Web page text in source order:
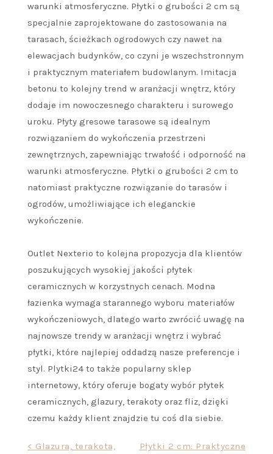
warunki atmosferyczne. Płytki o grubości 2 cm są
specjalnie zaprojektowane do zastosowania na
tarasach, ścieżkach ogrodowych czy nawet na
elewacjach budynków, co czyni je wszechstronnym
i praktycznym materiałem budowlanym. Imitacja
betonu to kolejny trend w aranżacji wnętrz, który
dodaje im nowoczesnego charakteru i surowego
uroku. Płyty gresowe tarasowe są idealnym
rozwiązaniem do wykończenia przestrzeni
zewnętrznych, zapewniając trwałość i odporność na
warunki atmosferyczne. Płytki o grubości 2 cm to
natomiast praktyczne rozwiązanie do tarasów i
ogrodów, umożliwiające ich eleganckie
wykończenie.
Outlet Nexterio to kolejna propozycja dla klientów
poszukujących wysokiej jakości płytek
ceramicznych w korzystnych cenach. Modna
łazienka wymaga starannego wyboru materiałów
wykończeniowych, dlatego warto zwrócić uwagę na
najnowsze trendy w aranżacji wnętrz i wybrać
płytki, które najlepiej oddadzą nasze preferencje i
styl. Plytki24 to także popularny sklep
internetowy, który oferuje bogaty wybór płytek
ceramicznych, glazury, terakoty oraz fliz, dzięki
czemu każdy klient znajdzie tu coś dla siebie.
Nawigacja< Glazura, terakota,
Płytki 2 cm: Praktyczne